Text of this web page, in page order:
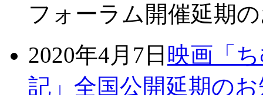
フォーラム開催延期
2020年4月7日 映画「
記」全国公開延期の